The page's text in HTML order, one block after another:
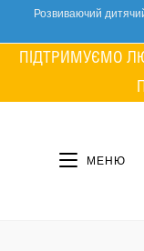
content
Розвиваючий
ПІДТРИМУЄМО
МЕНЮ